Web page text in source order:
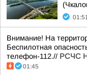
Внимание! На
Беспилотная
телефон-112.// РСЧС
01:45